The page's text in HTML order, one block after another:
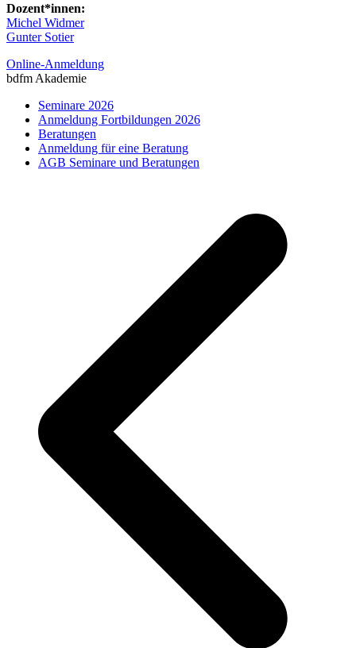
Dozent*innen:
Michel Widmer
Gunter Sotier
Online-Anmeldung
bdfm Akademie
Seminare 2026
Anmeldung Fortbildungen 2026
Beratungen
Anmeldung für eine Beratung
AGB Seminare und Beratungen